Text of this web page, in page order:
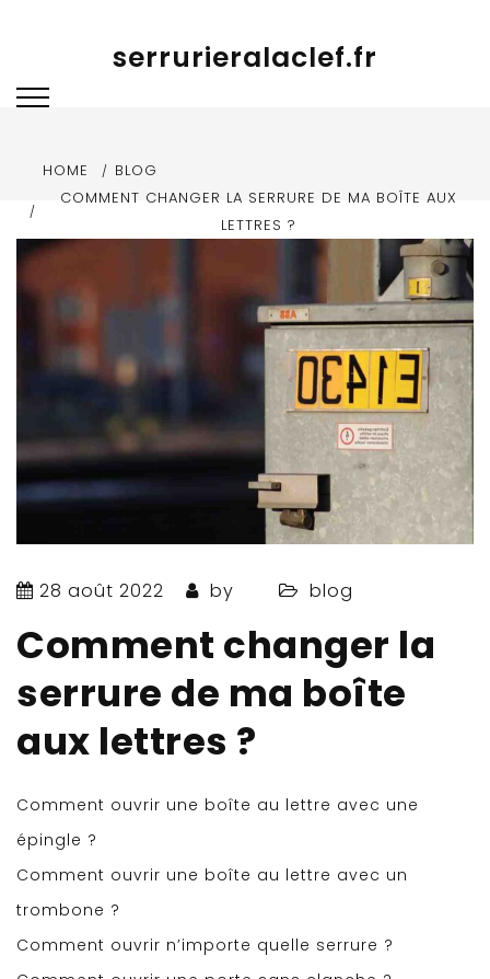
serrurieralaclef.fr
HOME
BLOG
COMMENT CHANGER LA SERRURE DE MA BOÎTE AUX
LETTRES ?
28 août 2022 by blog
Comment changer la
serrure de ma boîte
aux lettres ?
Comment ouvrir une boîte au lettre avec une
épingle ?
Comment ouvrir une boîte au lettre avec un
trombone ?
Comment ouvrir n’importe quelle serrure ?